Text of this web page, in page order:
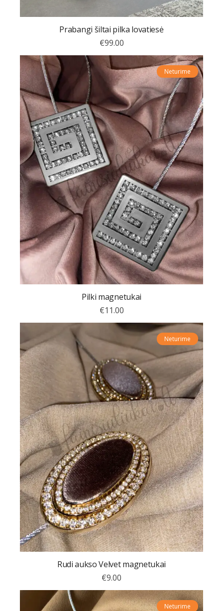
Prabangi šiltai pilka lovatiesė
€99.00
Neturime
Pilki magnetukai
€11.00
Neturime
Rudi aukso Velvet magnetukai
€9.00
Neturime